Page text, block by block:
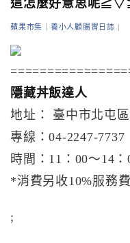
這怎麼好意思呢
蘋果市集｜養小人顧腸胃日誌
隱藏丼飯達人
地址： 臺中市北屯
專線：04-2247-7737
時間：11：00～14
*消費另收10%服務
;